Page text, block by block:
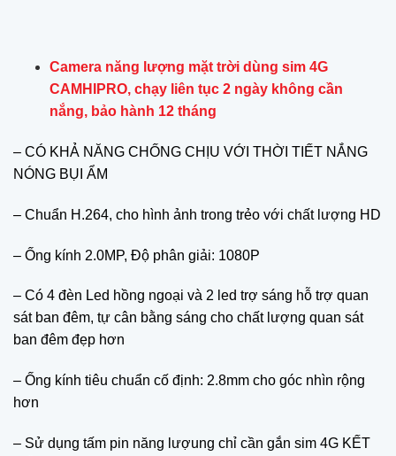
Camera năng lượng mặt trời dùng sim 4G
CAMHIPRO, chạy liên tục 2 ngày không cần
nắng, bảo hành 12 tháng
– CÓ KHẢ NĂNG CHỐNG CHỊU VỚI THỜI TIẾT NẮNG
NÓNG BỤI ẨM
– Chuẩn H.264, cho hình ảnh trong trẻo với chất lượng HD
– Ống kính 2.0MP, Độ phân giải: 1080P
– Có 4 đèn Led hồng ngoại và 2 led trợ sáng hỗ trợ quan
sát ban đêm, tự cân bằng sáng cho chất lượng quan sát
ban đêm đẹp hơn
– Ống kính tiêu chuẩn cố định: 2.8mm cho góc nhìn rộng
hơn
– Sử dụng tấm pin năng lượung chỉ cần gắn sim 4G KẾT